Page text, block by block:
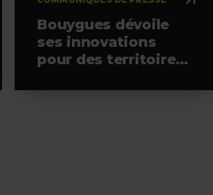
Bouygues dévoile
ses innovations
pour des territoires
VivaTech 2026